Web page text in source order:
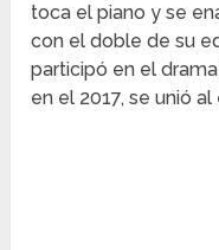
toca el piano y se
con el doble de su
participó en el
en el 2017, se unió